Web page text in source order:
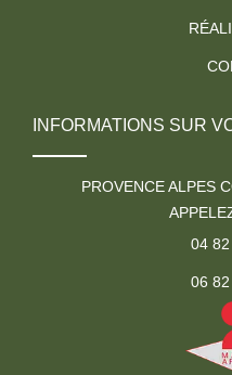
INFORMATIONS SUR
PROVENCE ALPES
04
06